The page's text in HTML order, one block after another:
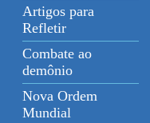
Artigos para
Refletir
Combate ao
demônio
Nova Ordem
Mundial